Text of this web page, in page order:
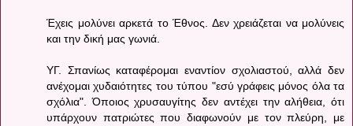
Έχεις μολύνει αρκετά το Έθνος. Δεν χρειάζεται να μολύνεις
και την δική μας γωνιά.
ΥΓ. Σπανίως καταφέρομαι εναντίον σχολιαστού, αλλά δεν
ανέχομαι χυδαιότητες του τύπου "εσύ γράφεις μόνος όλα τα
σχόλια". Όποιος χρυσαυγίτης δεν αντέχει την αλήθεια, ότι
υπάρχουν πατριώτες που διαφωνούν με τον πλεύρη, με